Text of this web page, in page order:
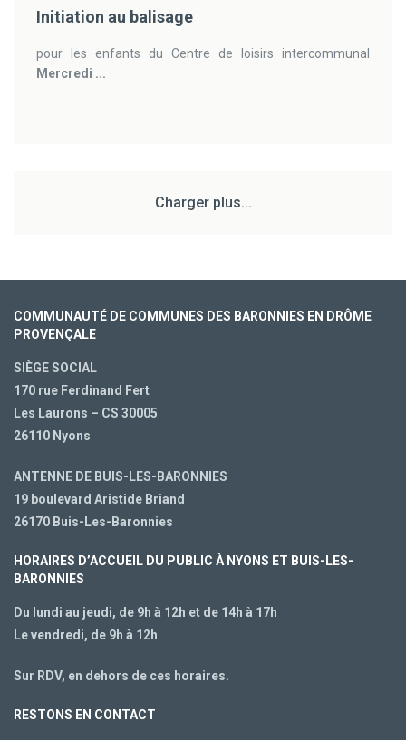
Initiation au balisage
pour les enfants du Centre de loisirs intercommunal
Mercredi ...
Charger plus...
COMMUNAUTÉ DE COMMUNES DES BARONNIES EN DRÔME
PROVENÇALE
SIÈGE SOCIAL
170 rue Ferdinand Fert
Les Laurons – CS 30005
26110 Nyons
ANTENNE DE BUIS-LES-BARONNIES
19 boulevard Aristide Briand
26170 Buis-Les-Baronnies
HORAIRES D’ACCUEIL DU PUBLIC À NYONS ET BUIS-LES-
BARONNIES
Du lundi au jeudi, de 9h à 12h et de 14h à 17h
Le vendredi, de 9h à 12h
Sur RDV, en dehors de ces horaires.
RESTONS EN CONTACT